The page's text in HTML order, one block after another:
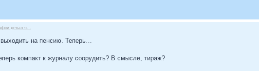
делал я…
на пенсию. Теперь…
компакт к журналу соорудить? В смысле, тираж?